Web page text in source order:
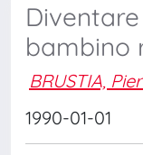
bambino
BRUSTIA,
1990-01-01